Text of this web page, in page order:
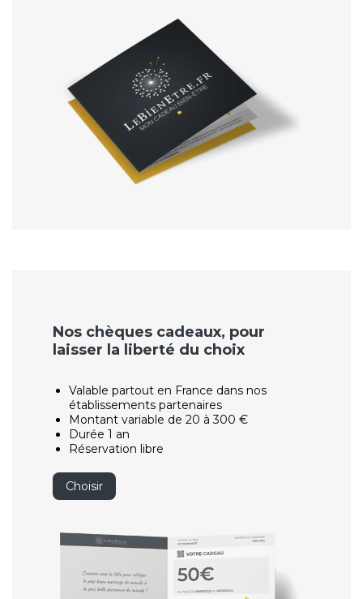
Nos chèques cadeaux, pour
laisser la liberté du choix
Valable partout en France dans nos
établissements partenaires
Montant variable de 20 à 300 €
Durée 1 an
Réservation libre
Choisir